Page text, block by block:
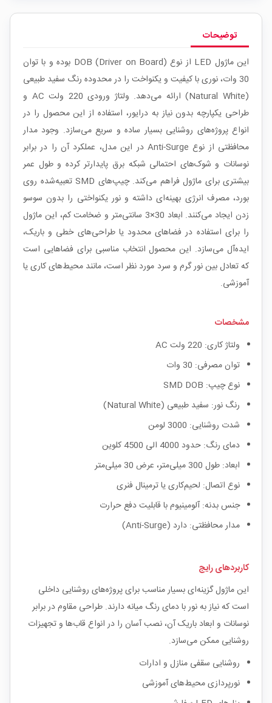
توضیحات
این ماژول LED از نوع DOB (Driver on Board) بوده و با توان
30 وات، نوری با کیفیت و یکنواخت را در محدوده رنگ سفید طبیعی
(Natural White) ارائه می‌دهد. ولتاژ ورودی 220 ولت AC و
طراحی یکپارچه بدون نیاز به درایور، استفاده از این محصول را در
انواع پروژه‌های روشنایی بسیار ساده و سریع می‌سازد. وجود مدار
محافظتی از نوع Anti-Surge در این مدل، عملکرد آن را در برابر
نوسانات و شوک‌های احتمالی شبکه برق پایدارتر کرده و طول عمر
بیشتری برای ماژول فراهم می‌کند. چیپ‌های SMD تعبیه‌شده روی
بورد، مصرف انرژی بهینه‌ای داشته و نور یکنواختی را بدون سوسو
زدن ایجاد می‌کنند. ابعاد 30×3 سانتی‌متر و ضخامت کم، این ماژول
را برای استفاده در فضاهای محدود یا طراحی‌های خطی و باریک،
ایده‌آل می‌سازد. این محصول انتخاب مناسبی برای فضاهایی است
که تعادل بین نور گرم و سرد مورد نظر است، مانند محیط‌های کاری یا
آموزشی.
مشخصات
ولتاژ کاری: 220 ولت AC
توان مصرفی: 30 وات
نوع چیپ: SMD DOB
رنگ نور: سفید طبیعی (Natural White)
شدت روشنایی: 3000 لومن
دمای رنگ: حدود 4000 الی 4500 کلوین
ابعاد: طول 300 میلی‌متر، عرض 30 میلی‌متر
نوع اتصال: لحیم‌کاری یا ترمینال فنری
جنس بدنه: آلومینیوم با قابلیت دفع حرارت
مدار محافظتی: دارد (Anti-Surge)
کاربردهای رایج
این ماژول گزینه‌ای بسیار مناسب برای پروژه‌های روشنایی داخلی
است که نیاز به نور با دمای رنگ میانه دارند. طراحی مقاوم در برابر
نوسانات و ابعاد باریک آن، نصب آسان را در انواع قاب‌ها و تجهیزات
روشنایی ممکن می‌سازد.
روشنایی سقفی منازل و ادارات
نورپردازی محیط‌های آموزشی